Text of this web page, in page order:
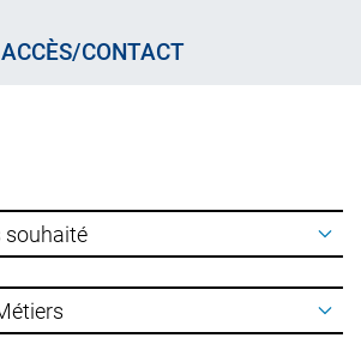
ACCÈS/CONTACT